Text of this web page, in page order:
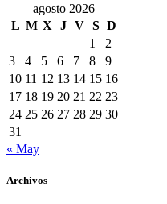
agosto 2026
L M X J V S D
1
2
3
4 5 6 7 8
9
10 11 12 13 14 15 16
17 18 19 20 21 22 23
24 25 26 27 28 29 30
31
« May
Archivos